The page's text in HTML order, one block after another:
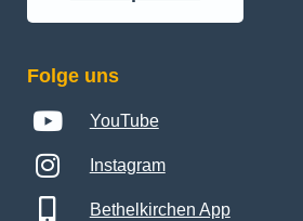
Folge uns
YouTube
Instagram
Bethelkirchen App